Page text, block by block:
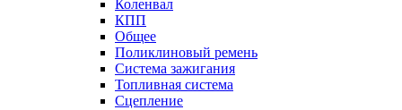
Коленвал
КПП
Общее
Поликлиновый ремень
Система зажигания
Топливная система
Сцепление